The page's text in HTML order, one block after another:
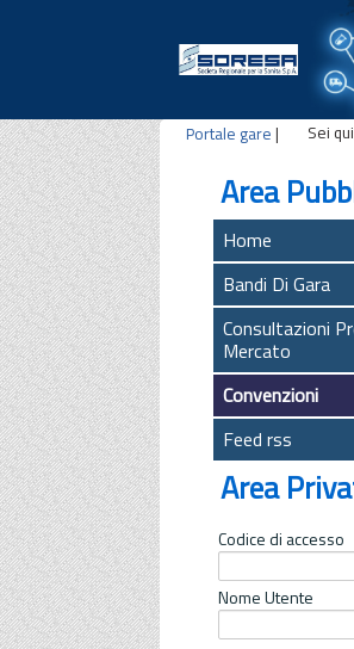
Portale gare | Sei
Area
Home
Bandi Di Gara
Consultazioni
Mercato
Convenzioni
Feed rss
Area
Codice di accesso
Nome Utente